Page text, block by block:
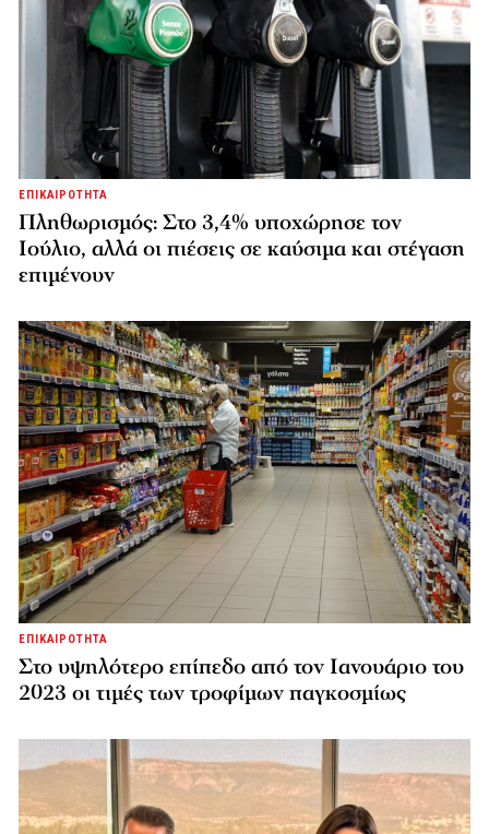
ΕΠΙΚΑΙΡΟΤΗΤΑ
Πληθωρισμός: Στο 3,4% υποχώρησε τον
Ιούλιο, αλλά οι πιέσεις σε καύσιμα και στέγαση
επιμένουν
ΕΠΙΚΑΙΡΟΤΗΤΑ
Στο υψηλότερο επίπεδο από τον Ιανουάριο του
2023 οι τιμές των τροφίμων παγκοσμίως